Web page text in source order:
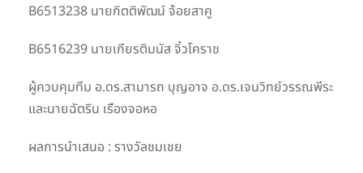
B6513238 นายกิตติพัฒน์ จ้อยสาคู
B6516239 นายเกียรติมนัส จิ๋วโคราช
ผู้ควบคุมทีม อ.ดร.สามารถ บุญอาจ อ.ดร.เจนวิทย์วรรณพีระ
และนายฉัตริน เรืองจอหอ
ผลการนำเสนอ : รางวัลชมเชย